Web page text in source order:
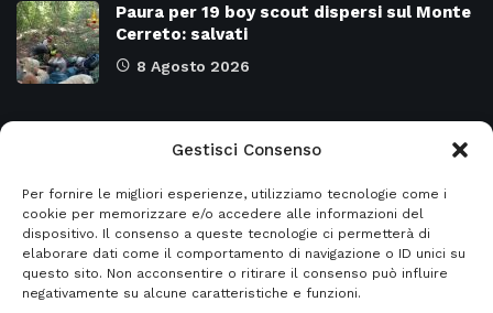
Gestisci Consenso
Per fornire le migliori esperienze, utilizziamo tecnologie come i
cookie per memorizzare e/o accedere alle informazioni del
dispositivo. Il consenso a queste tecnologie ci permetterà di
elaborare dati come il comportamento di navigazione o ID unici su
questo sito. Non acconsentire o ritirare il consenso può influire
negativamente su alcune caratteristiche e funzioni.
Paura per 19 boy scout dispersi sul Monte
Cerreto: salvati
8 Agosto 2026
Attualità 8977
Cronaca 6483
Primo piano 5962
SALERNO e Provincia 4135
Regione CAMPANIA 2132
Regione BASILICATA